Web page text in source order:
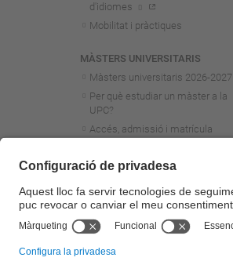
d'idiomes
Mobilitat i pràctiques
MÀSTERS UNIVERSITARIS
Màsters universitaris 2026-2027
Per què estudiar un màster a la
UPC?
Accés, admissió i matrícula
Calendari i normatives
Acreditació i reconeixement
Mobilitat i pràctiques